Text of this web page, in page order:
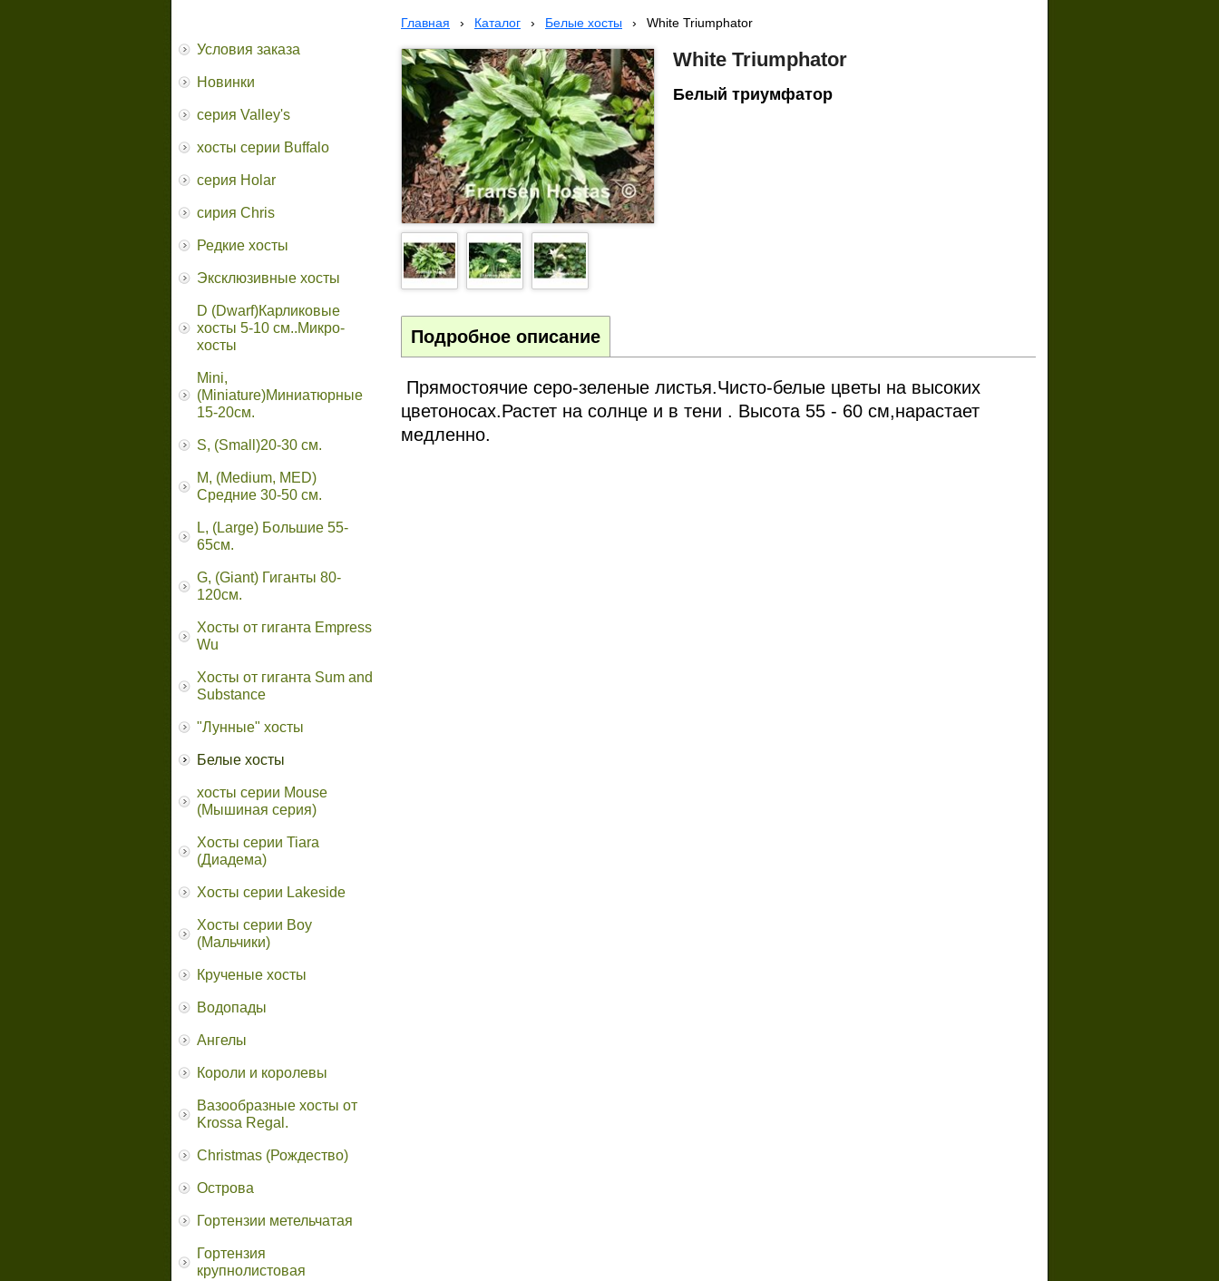
Условия заказа
Новинки
серия Valley's
хосты серии Buffalo
серия Holar
сирия Chris
Редкие хосты
Эксклюзивные хосты
D (Dwarf)Карликовые
хосты 5-10 см..Микро-
хосты
Mini,
(Miniature)Миниатюрные
15-20см.
S, (Small)20-30 см.
M, (Medium, MED)
Средние 30-50 см.
L, (Large) Большие 55-
65cм.
G, (Giant) Гиганты 80-
120см.
Хосты от гиганта Empress
Wu
Хосты от гиганта Sum and
Substance
"Лунные" хосты
Белые хосты
хосты серии Mouse
(Мышиная серия)
Хосты серии Tiara
(Диадема)
Хосты серии Lakeside
Хосты серии Boy
(Мальчики)
Крученые хосты
Водопады
Ангелы
Короли и королевы
Вазообразные хосты от
Krossa Regal.
Christmas (Рождество)
Острова
Гортензии метельчатая
Гортензия
крупнолистовая
Главная › Каталог › Белые хосты › White Triumphator
White Triumphator
Белый триумфатор
Подробное описание
Прямостоячие серо-зеленые листья.Чисто-белые цветы на высоких
цветоносах.Растет на солнце и в тени . Высота 55 - 60 см,нарастает
медленно.